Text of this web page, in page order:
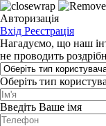
Авторизація
Вхід Реєстрація
Нагадуємо, що наш
не проводить
Оберіть тип
Введіть Ваше імя